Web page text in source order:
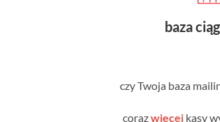
baza
czy Twoja baza
corazwięcej kasy